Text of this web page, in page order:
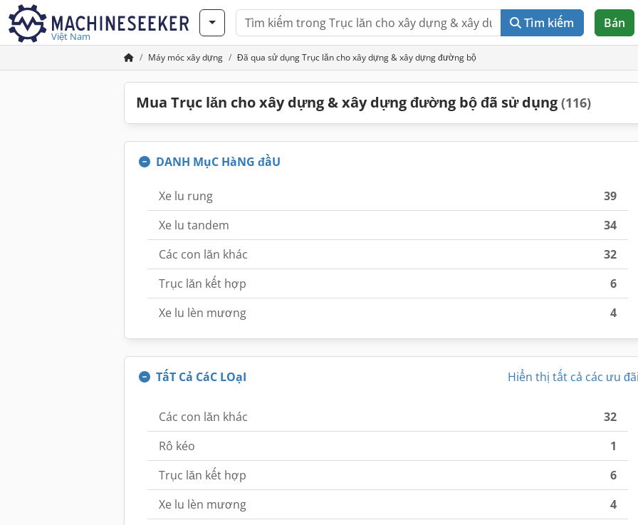
Việt Nam
Tìm kiếm Bán
Máy móc xây dựng Đã qua sử dụng Trục lăn cho xây dựng & xây dựng đường bộ
Mua Trục lăn cho xây dựng & xây dựng đường bộ đã sử dụng (116)
DANH MụC HàNG đầU
Xe lu rung
39
Xe lu tandem
34
Các con lăn khác
32
Trục lăn kết hợp
6
Xe lu lèn mương
4
TấT Cả CáC LOạI Hiển thị tất cả các ưu
Các con lăn khác
32
Rô kéo
1
Trục lăn kết hợp
6
Xe lu lèn mương
4